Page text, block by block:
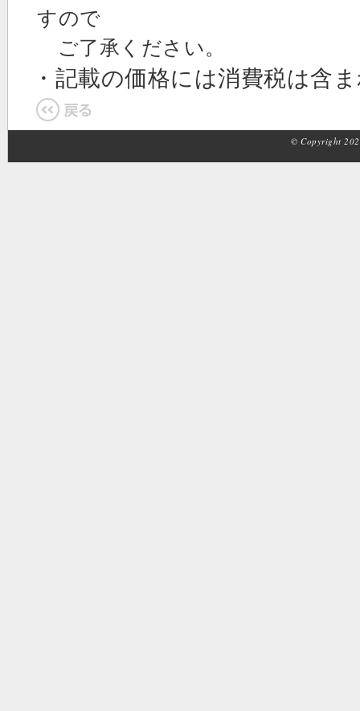
すので
ご了承ください。
・記載の価格には消費税は含
© Copyright